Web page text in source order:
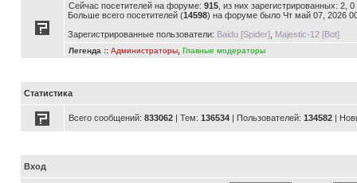
Сейчас посетителей на форуме: 915 , из них зарегистрированных: 2,
Больше всего посетителей (14598) на форуме было Чт май 07, 2026
Зарегистрированные пользователи: Baidu [Spider] Majestic-12 [Bot]
Легенда :: Администраторы Главные модераторы
Статистика
Всего сообщений: 833062 | Тем: 136534 | Пользователей: 134582 |
Вход